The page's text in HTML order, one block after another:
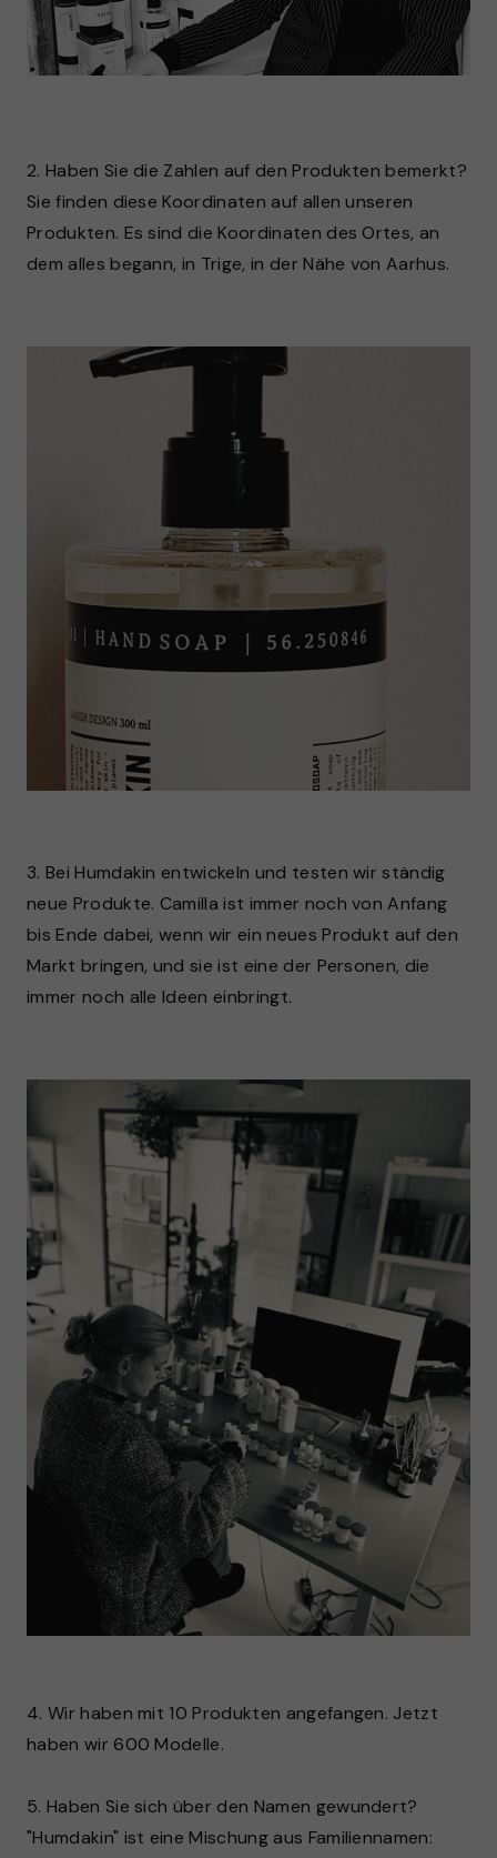
2. Haben Sie die Zahlen auf den Produkten bemerkt?
Sie finden diese Koordinaten auf allen unseren
Produkten. Es sind die Koordinaten des Ortes, an
dem alles begann, in Trige, in der Nähe von Aarhus.
3. Bei Humdakin entwickeln und testen wir ständig
neue Produkte. Camilla ist immer noch von Anfang
bis Ende dabei, wenn wir ein neues Produkt auf den
Markt bringen, und sie ist eine der Personen, die
immer noch alle Ideen einbringt.
4. Wir haben mit 10 Produkten angefangen. Jetzt
haben wir 600 Modelle.
5. Haben Sie sich über den Namen gewundert?
"Humdakin" ist eine Mischung aus Familiennamen: